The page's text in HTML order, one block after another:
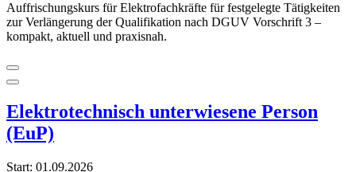
Auffrischungskurs für Elektrofachkräfte für festgelegte Tätigkeiten
zur Verlängerung der Qualifikation nach DGUV Vorschrift 3 –
kompakt, aktuell und praxisnah.
Elektrotechnisch unterwiesene Person
(EuP)
Start: 01.09.2026